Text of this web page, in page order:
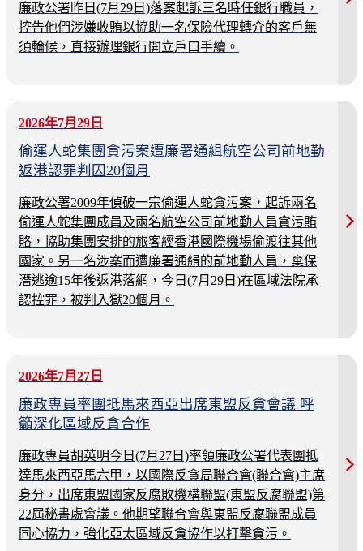
廉政公署昨日(7月29日)落案起訴三名時任銀行職員，
控告他們涉嫌收賄以協助一名保險代理轉介的客戶無
須輪候，直接辦理銀行開立戶口手續。
2026年7月29日
偷運人蛇集團貪污案遭廉署通緝航空公司前地勤
返港認罪判囚20個月
廉政公署2009年偵破一宗偷運人蛇貪污案，起訴兩名
偷運人蛇集團成員及兩名航空公司前地勤人員貪污賄
賂，協助集團安排的旅客經香港國際機場偷渡往其他
國家。另一名涉案而遭廉署通緝的前地勤人員，棄保
潛逃逾15年後返港落網，今日(7月29日)在區域法院承
認控罪，被判入獄20個月。
2026年7月27日
廉政專員率團抵馬來西亞出席東盟反貪會議 呼
籲深化區域反貪合作
廉政專員胡英明今日(7月27日)率領廉政公署代表團抵
達馬來西亞馬六甲，以國際反貪局聯合會(聯合會)主席
身分，出席東盟國家反腐敗機構聯盟(東盟反腐聯盟)第
22屆秘書處會議。他期望聯合會與東盟反腐聯盟成員
同心協力，強化亞太區域反貪協作以打擊貪污。